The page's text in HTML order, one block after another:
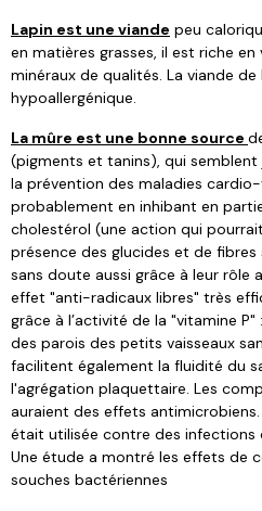
Lapin est une viande peu
en matières grasses, il est riche
minéraux de qualités. La viande
hypoallergénique.
La mûre est une bonne source
(pigments et tanins), qui
la prévention des maladies cardio-
probablement en inhibant en
cholestérol (une action qui
présence des glucides et de fibres
sans doute aussi grâce à leur rôle
effet "anti-radicaux libres" très
grâce à l’activité de la "vitamine
des parois des petits vaisseaux
facilitent également la fluidité du
l'agrégation plaquettaire. Les
auraient des effets antimicrobiens.
était utilisée contre des infections
Une étude a montré les effets de
souches bactériennes